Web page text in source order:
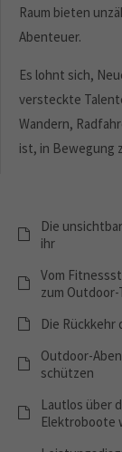
Raum bieten
Abenteuer.
Es lohnt sich,
versteckte
Wandern,
ist, in Bewegung
Die
ihr
Vom
zum Outdoor-
Die
Outdoor-
schützen
Lautlos über
Elektroboote